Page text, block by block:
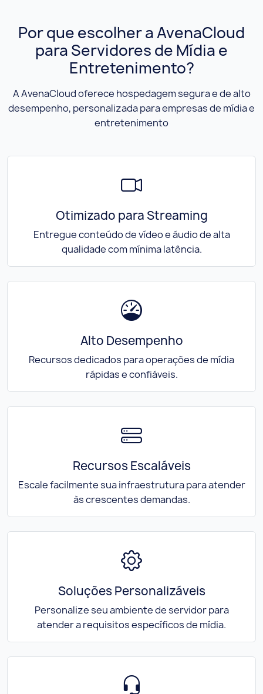
Por que escolher a AvenaCloud
para Servidores de Mídia e
Entretenimento?
A AvenaCloud oferece hospedagem segura e de alto
desempenho, personalizada para empresas de mídia e
entretenimento
Otimizado para Streaming
Entregue conteúdo de vídeo e áudio de alta
qualidade com mínima latência.
Alto Desempenho
Recursos dedicados para operações de mídia
rápidas e confiáveis.
Recursos Escaláveis
Escale facilmente sua infraestrutura para atender
às crescentes demandas.
Soluções Personalizáveis
Personalize seu ambiente de servidor para
atender a requisitos específicos de mídia.